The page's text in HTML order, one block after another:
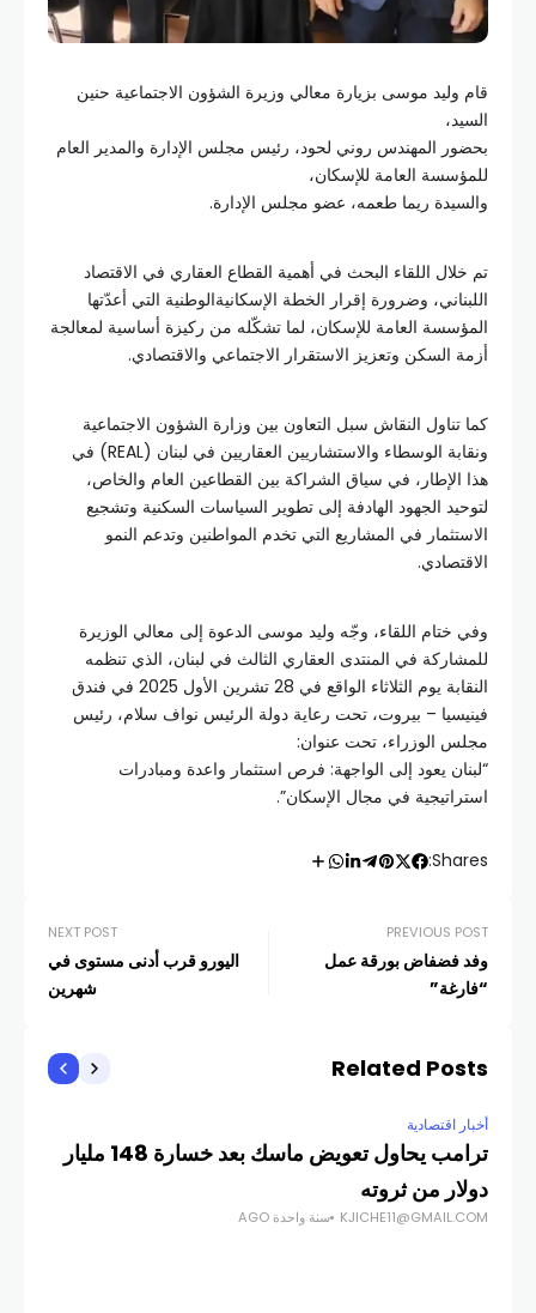
قام وليد موسى بزيارة معالي وزيرة الشؤون الاجتماعية حنين
السيد،
بحضور المهندس روني لحود، رئيس مجلس الإدارة والمدير العام
للمؤسسة العامة للإسكان،
والسيدة ريما طعمه، عضو مجلس الإدارة.
تم خلال اللقاء البحث في أهمية القطاع العقاري في الاقتصاد
اللبناني، وضرورة إقرار الخطة الإسكانيةالوطنية التي أعدّتها
المؤسسة العامة للإسكان، لما تشكّله من ركيزة أساسية لمعالجة
أزمة السكن وتعزيز الاستقرار الاجتماعي والاقتصادي.
كما تناول النقاش سبل التعاون بين وزارة الشؤون الاجتماعية
ونقابة الوسطاء والاستشاريين العقاريين في لبنان (REAL) في
هذا الإطار، في سياق الشراكة بين القطاعين العام والخاص،
لتوحيد الجهود الهادفة إلى تطوير السياسات السكنية وتشجيع
الاستثمار في المشاريع التي تخدم المواطنين وتدعم النمو
الاقتصادي.
وفي ختام اللقاء، وجّه وليد موسى الدعوة إلى معالي الوزيرة
للمشاركة في المنتدى العقاري الثالث في لبنان، الذي تنظمه
النقابة يوم الثلاثاء الواقع في 28 تشرين الأول 2025 في فندق
فينيسيا – بيروت، تحت رعاية دولة الرئيس نواف سلام، رئيس
مجلس الوزراء، تحت عنوان:
“لبنان يعود إلى الواجهة: فرص استثمار واعدة ومبادرات
استراتيجية في مجال الإسكان”.
Shares:
PREVIOUS POST
وفد فضفاض بورقة عمل
“فارغة”
NEXT POST
اليورو قرب أدنى مستوى في
شهرين
Related Posts
أخبار اقتصادية
ترامب يحاول تعويض ماسك بعد خسارة 148 مليار
دولار من ثروته
KJICHE11@GMAIL.COM سنة واحدة AGO